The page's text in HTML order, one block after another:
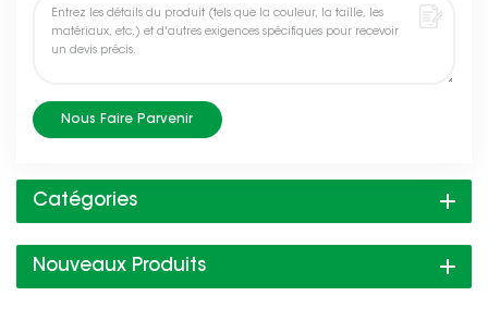
Nous Faire Parvenir
Catégories
Nouveaux Produits